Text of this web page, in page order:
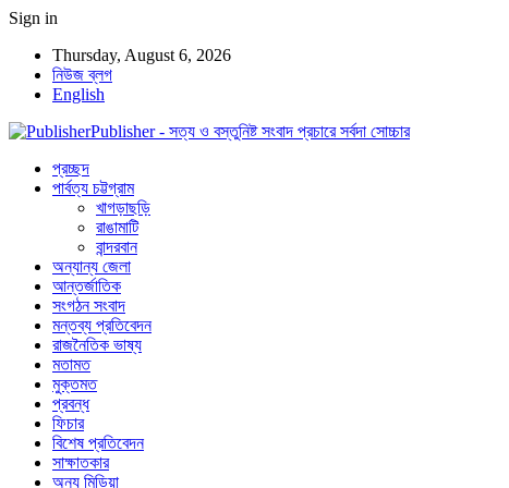
Sign in
Thursday, August 6, 2026
নিউজ ব্লগ
English
Publisher - সত্য ও বস্তুনিষ্ট সংবাদ প্রচারে সর্বদা সোচ্চার
প্রচ্ছদ
পার্বত্য চট্টগ্রাম
খাগড়াছড়ি
রাঙামাটি
বান্দরবান
অন্যান্য জেলা
আন্তর্জাতিক
সংগঠন সংবাদ
মন্তব্য প্রতিবেদন
রাজনৈতিক ভাষ্য
মতামত
মুক্তমত
প্রবন্ধ
ফিচার
বিশেষ প্রতিবেদন
সাক্ষাতকার
অন্য মিডিয়া